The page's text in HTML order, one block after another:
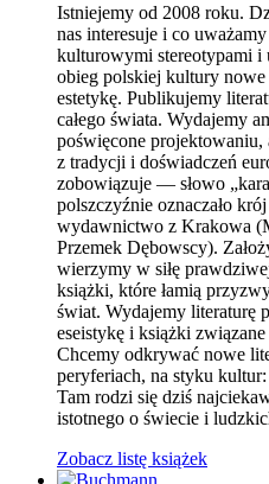
Istniejemy od 2008 roku.
nas interesuje i co
kulturowymi stereotypami i
obieg polskiej kultury
estetykę. Publikujemy
całego świata. Wydajemy
poświęcone projektowaniu,
z tradycji i doświadczeń
zobowiązuje — słowo
polszczyźnie oznaczało
wydawnictwo z Krakowa
Przemek Dębowscy).
wierzymy w siłę
książki, które łamią
świat. Wydajemy literaturę
eseistykę i książki
Chcemy odkrywać nowe
peryferiach, na styku
Tam rodzi się dziś
istotnego o świecie i
Zobacz listę książek